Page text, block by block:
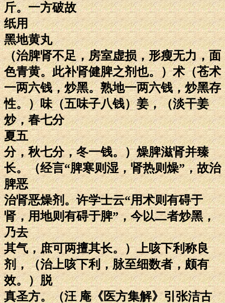
斤。一方破故
纸用
黑地黄丸
（治脾肾不足，房室虚损，形瘦无力，面
色青黄。此补肾健脾之剂也。）术（苍术
一两六钱，炒黑。熟地一两六钱，炒黑存
性。）味（五味子八钱）姜，（淡干姜
炒，春七分
夏五
分，秋七分，冬一钱。）燥脾滋肾并臻
长。（经言“脾寒则湿，肾热则燥”，故治
脾恶
治肾恶燥剂。许学士云“用术则有碍于
肾，用地则有碍于脾”，今以二者炒黑，
乃去
其气，庶可两擅其长。）上咳下利称良
剂，（治上咳下利，脉至细数者，颇有
效。）脱
真圣方。（汪 庵《医方集解》引张洁古